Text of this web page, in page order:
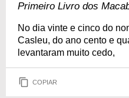
Primeiro Livro dos
No dia vinte e cinco do
Casleu, do ano cento e
levantaram muito cedo,
COPIAR